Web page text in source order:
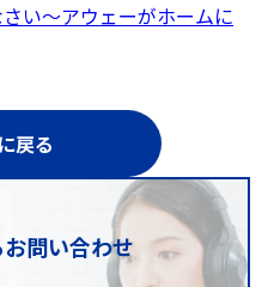
い〜アウェーがホームに
戻る
問い合わせ